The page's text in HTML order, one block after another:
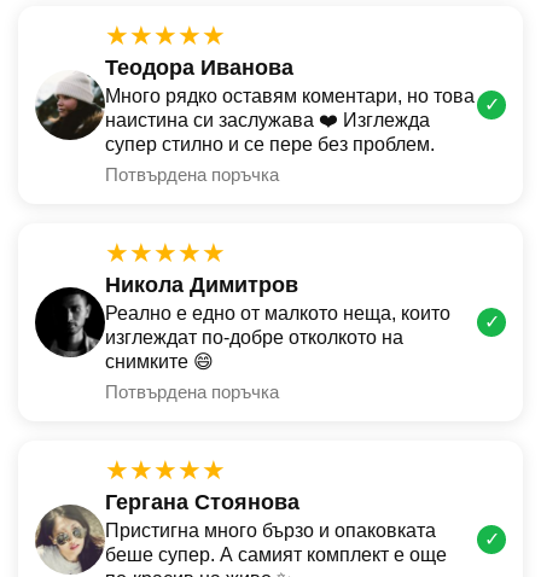
★★★★★
Теодора Иванова
Много рядко оставям коментари, но това
наистина си заслужава ❤️ Изглежда
супер стилно и се пере без проблем.
Потвърдена поръчка
✓
★★★★★
Никола Димитров
Реално е едно от малкото неща, които
изглеждат по-добре отколкото на
снимките 😄
Потвърдена поръчка
✓
★★★★★
Гергана Стоянова
Пристигна много бързо и опаковката
беше супер. А самият комплект е още
✓